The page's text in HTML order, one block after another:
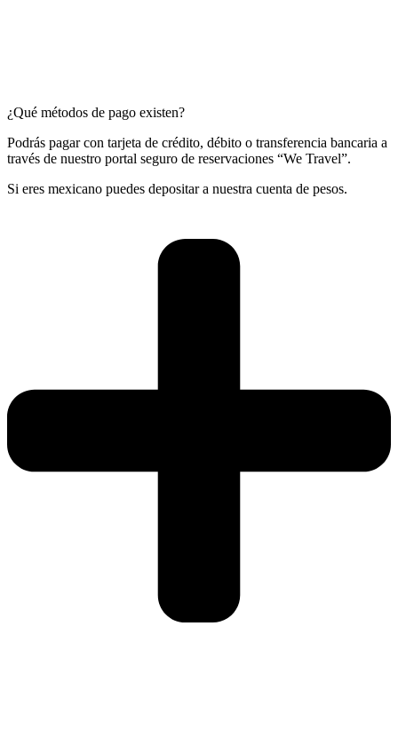
¿Qué métodos de pago existen?
Podrás pagar con tarjeta de crédito, débito o transferencia bancaria a
través de nuestro portal seguro de reservaciones “We Travel”.
Si eres mexicano puedes depositar a nuestra cuenta de pesos.